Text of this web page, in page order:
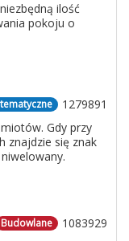
ilość
pokoju o
1279891
Gdy przy
znajdzie się znak
1083929
Budowlane